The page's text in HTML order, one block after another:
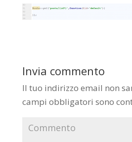
Invia commento
Il tuo indirizzo email non
campi obbligatori sono